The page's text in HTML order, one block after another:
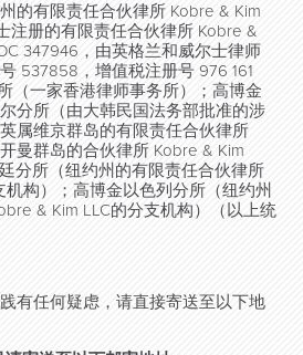
的有限责任合伙律所 Kobre & Kim
注册的有限责任合伙律所 Kobre &
347946 ，由英格兰和威尔士律师
537858 ，增值税注册号 976 161
（一家香港律师事务所）；高博金
分所（由大韩民国法务部批准的涉
属维京群岛的有限责任合伙律所
开曼群岛的合伙律所 Kobre & Kim
分所（纽约州的有限责任合伙律所
机构）；高博金以色列分所（纽约州
& Kim LLC的分支机构）（以上统
有任何疑虑，请直接寄送至以下地